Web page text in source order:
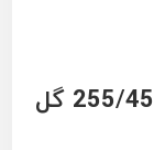
نکات خرید لاستیک فالکن 255/45R18 گل